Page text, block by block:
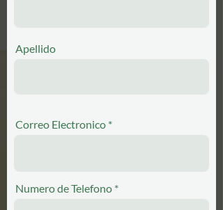
Apellido
Correo Electronico
Numero de Telefono